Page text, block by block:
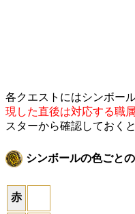
各クエストにはシンボー
現した直後は対応する職
スターから確認しておく
シンボールの色ごと
赤